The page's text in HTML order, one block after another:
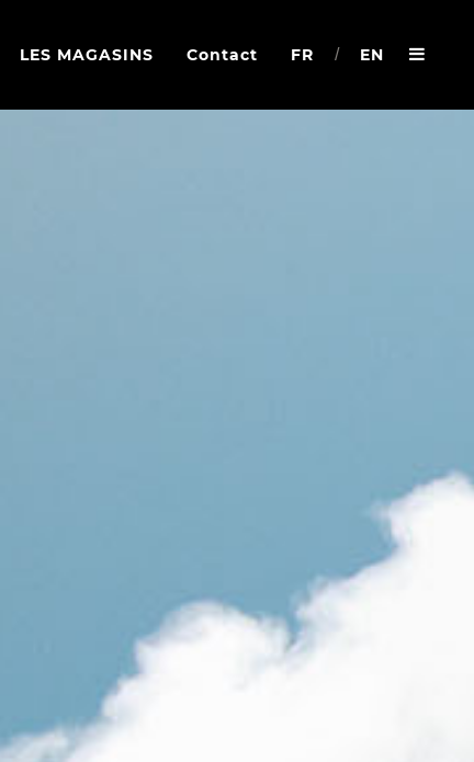
LES MAGASINS Contact FR / EN